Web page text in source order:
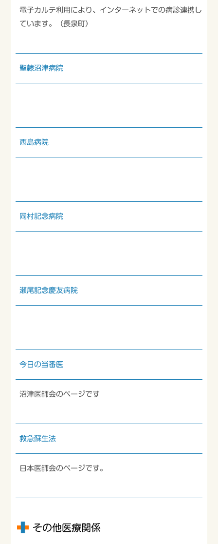
電子カルテ利用により、インターネットでの病診連携し
ています。（長泉町）
聖隷沼津病院
西島病院
岡村記念病院
瀬尾記念慶友病院
今日の当番医
沼津医師会のページです
救急蘇生法
日本医師会のページです。
その他医療関係